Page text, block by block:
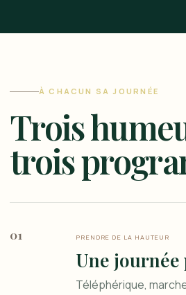
À CHACUN SA JOURNÉE
Trois
trois
01 PRENDRE DE LA HAUTEUR
Une journée
Téléphérique,